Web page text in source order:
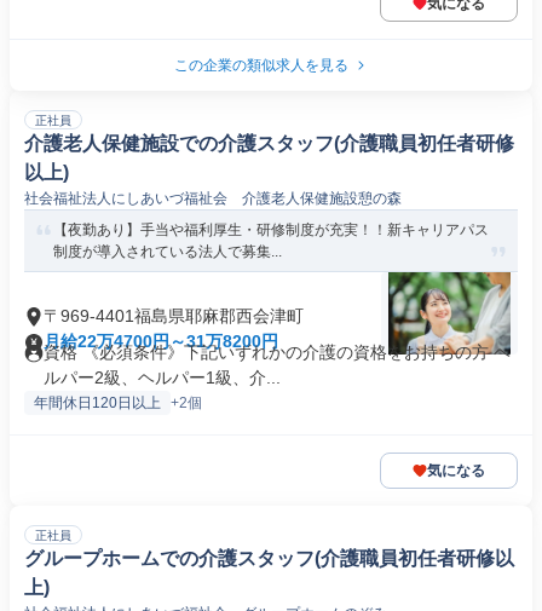
気になる
この企業の類似求人を見る
正社員
介護老人保健施設での介護スタッフ(介護職員初任者研修
以上)
社会福祉法人にしあいづ福祉会 介護老人保健施設憩の森
【夜勤あり】手当や福利厚生・研修制度が充実！！新キャリアパス
制度が導入されている法人で募集...
〒969-4401福島県耶麻郡西会津町
月給22万4700円～31万8200円
資格 《必須条件》下記いずれかの介護の資格をお持ちの方 ヘ
ルパー2級、ヘルパー1級、介...
年間休日120日以上 +2個
気になる
正社員
グループホームでの介護スタッフ(介護職員初任者研修以
上)